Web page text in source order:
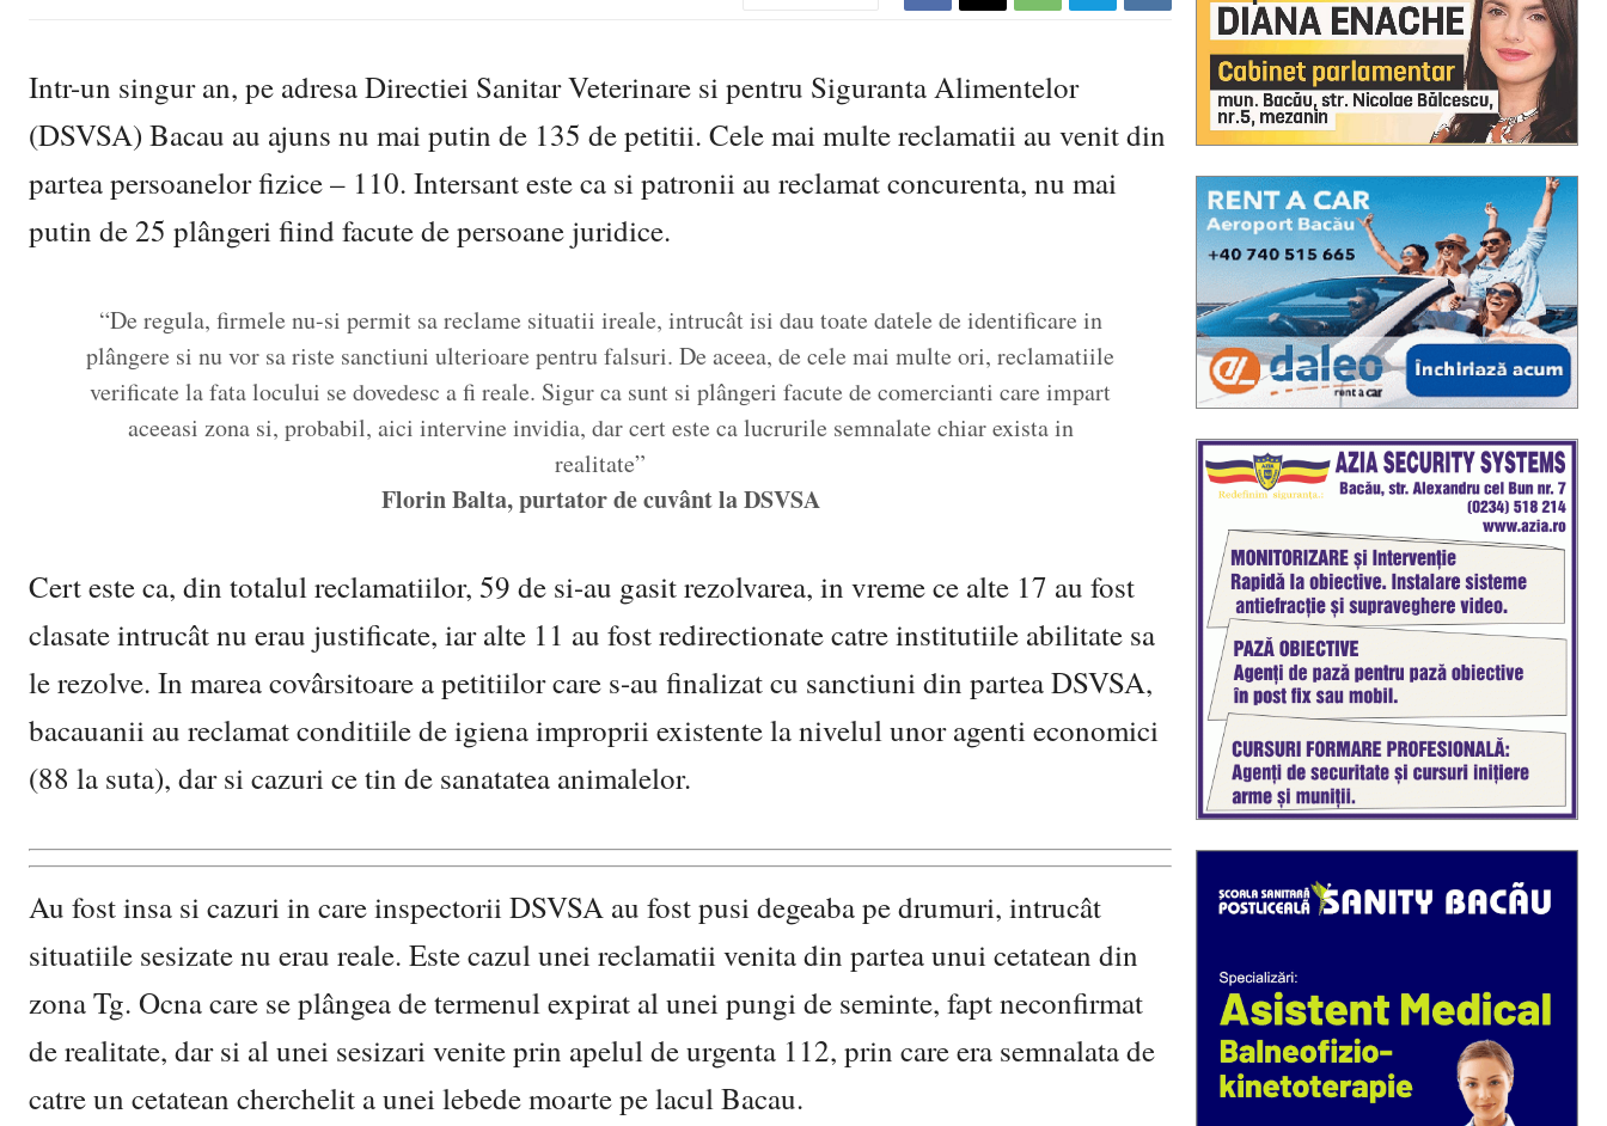
Intr-un singur an, pe adresa Directiei Sanitar Veterinare si pentru Siguranta Alimentelor
(DSVSA) Bacau au ajuns nu mai putin de 135 de petitii. Cele mai multe reclamatii au venit din
partea persoanelor fizice – 110. Intersant este ca si patronii au reclamat concurenta, nu mai
putin de 25 plângeri fiind facute de persoane juridice.
“De regula, firmele nu-si permit sa reclame situatii ireale, intrucât isi dau toate datele de identificare in
plângere si nu vor sa riste sanctiuni ulterioare pentru falsuri. De aceea, de cele mai multe ori, reclamatiile
verificate la fata locului se dovedesc a fi reale. Sigur ca sunt si plângeri facute de comercianti care impart
aceeasi zona si, probabil, aici intervine invidia, dar cert este ca lucrurile semnalate chiar exista in
realitate”
Florin Balta, purtator de cuvânt la DSVSA
Cert este ca, din totalul reclamatiilor, 59 de si-au gasit rezolvarea, in vreme ce alte 17 au fost
clasate intrucât nu erau justificate, iar alte 11 au fost redirectionate catre institutiile abilitate sa
le rezolve. In marea covârsitoare a petitiilor care s-au finalizat cu sanctiuni din partea DSVSA,
bacauanii au reclamat conditiile de igiena improprii existente la nivelul unor agenti economici
(88 la suta), dar si cazuri ce tin de sanatatea animalelor.
Au fost insa si cazuri in care inspectorii DSVSA au fost pusi degeaba pe drumuri, intrucât
situatiile sesizate nu erau reale. Este cazul unei reclamatii venita din partea unui cetatean din
zona Tg. Ocna care se plângea de termenul expirat al unei pungi de seminte, fapt neconfirmat
de realitate, dar si al unei sesizari venite prin apelul de urgenta 112, prin care era semnalata de
catre un cetatean cherchelit a unei lebede moarte pe lacul Bacau.